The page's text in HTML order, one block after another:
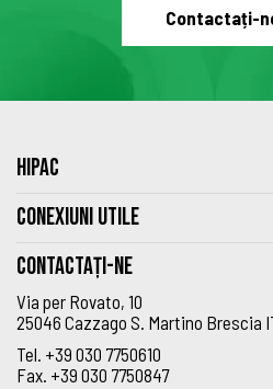
Contactați-
HIPAC
CONEXIUNI UTILE
Contactați-ne
Via per Rovato, 10
25046 Cazzago S. Martino Brescia
Tel. +39 030 7750610
Fax. +39 030 7750847